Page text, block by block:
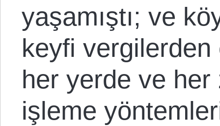
yaşamıştı; ve
keyfi vergilerden
her yerde ve her
işleme